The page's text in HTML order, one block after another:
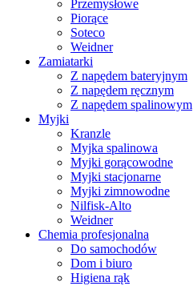
Przemysłowe
Piorące
Soteco
Weidner
Zamiatarki
Z napędem bateryjnym
Z napędem ręcznym
Z napędem spalinowym
Myjki
Kranzle
Myjka spalinowa
Myjki gorącowodne
Myjki stacjonarne
Myjki zimnowodne
Nilfisk-Alto
Weidner
Chemia profesjonalna
Do samochodów
Dom i biuro
Higiena rąk